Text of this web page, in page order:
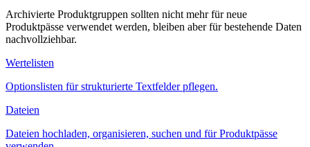
Archivierte Produktgruppen sollten nicht mehr für neue
Produktpässe verwendet werden, bleiben aber für bestehende Daten
nachvollziehbar.
Wertelisten
Optionslisten für strukturierte Textfelder pflegen.
Dateien
Dateien hochladen, organisieren, suchen und für Produktpässe